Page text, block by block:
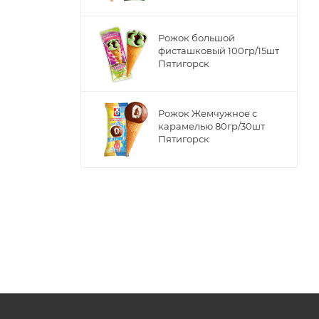
Рожок большой
фисташковый 100гр/15шт
Пятигорск
Рожок Жемчужное с
карамелью 80гр/30шт
Пятигорск